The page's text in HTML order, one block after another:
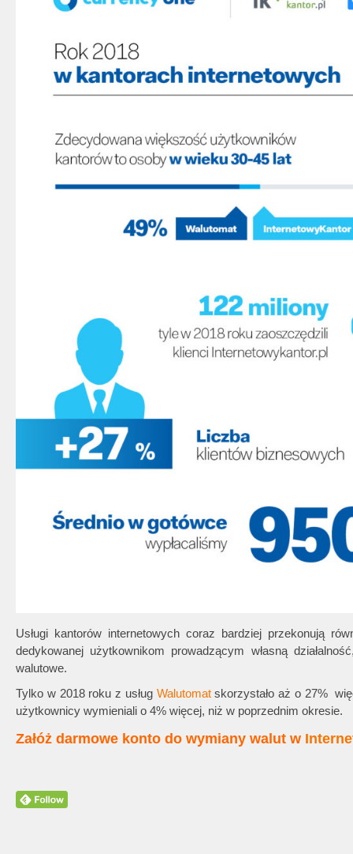
Usługi kantorów internetowych coraz bardziej przekonują
dedykowanej użytkownikom prowadzącym własną
walutowe.
Tylko w 2018 roku z usług Walutomatskorzystało aż o 27%
użytkownicy wymieniali o 4% więcej, niż w poprzednim okresie.
Załóż darmowe konto do wymiany walut w